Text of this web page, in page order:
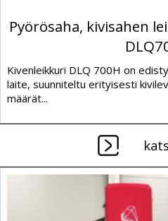
Pyörösaha, kivisahen
Kivenleikkuri DLQ 700H on
laite, suunniteltu erityisesti
määrät...